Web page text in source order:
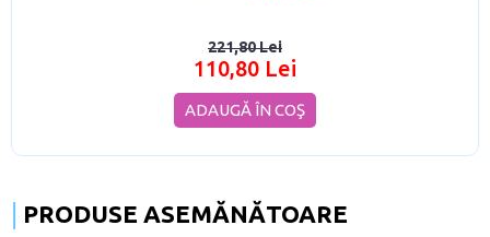
221,80 Lei
110,80 Lei
ADAUGĂ ÎN COŞ
PRODUSE ASEMĂNĂTOARE